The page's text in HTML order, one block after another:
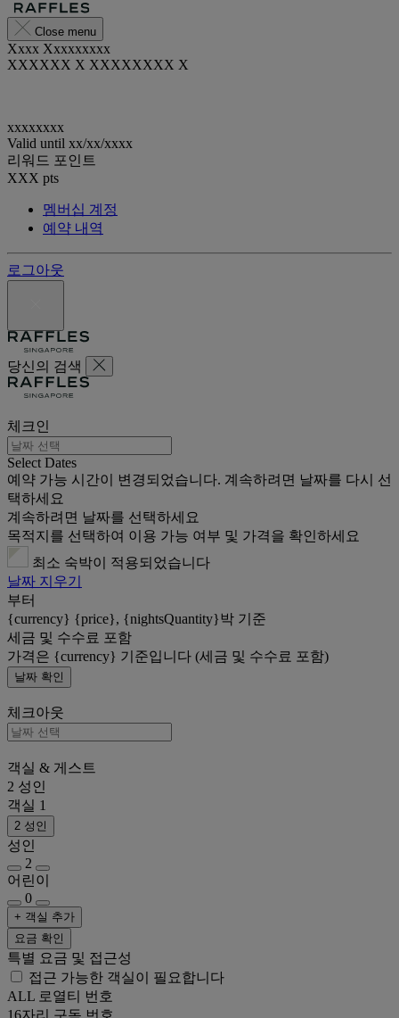
Close menu
Xxxx Xxxxxxxxx
XXXXXX X XXXXXXXX X
xxxxxxxx
Valid until xx/xx/xxxx
리워드 포인트
XXX pts
멤버십 계정
예약 내역
로그아웃
당신의 검색
체크인
Select Dates
예약 가능 시간이 변경되었습니다. 계속하려면 날짜를 다시 선
택하세요
계속하려면 날짜를 선택하세요
목적지를 선택하여 이용 가능 여부 및 가격을 확인하세요
최소 숙박이 적용되었습니다
날짜 지우기
부터
{currency} {price}, {nightsQuantity}박 기준
세금 및 수수료 포함
가격은 {currency} 기준입니다 (세금 및 수수료 포함)
날짜 확인
체크아웃
객실 & 게스트
2 성인
객실 1
2 성인
성인
2
어린이
0
+ 객실 추가
요금 확인
특별 요금 및 접근성
접근 가능한 객실이 필요합니다
ALL 로열티 번호
16자리 구독 번호